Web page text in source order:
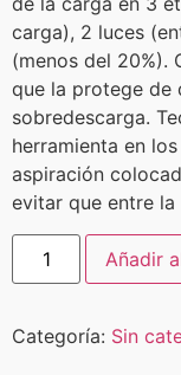
carga), 2 luces
(menos del 20%).
que la protege de
sobredescarga.
herramienta en
aspiración
evitar que entre la
Añadir
Categoría: Sin